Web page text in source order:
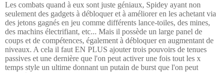
Les combats quand à eux sont juste géniaux, Spidey ayant non
seulement des gadgets à débloquer et à améliorer en les achetant via
des jetons gagnés en jeu comme différents lance-toiles, des mines,
des machins électrifiant, etc... Mais il possède un large panel de
coups et de compétences, également à débloquer en augmentant de
niveaux. A cela il faut EN PLUS ajouter trois pouvoirs de tenues
passives et une dernière que l'on peut activer une fois tout les x
temps style un ultime donnant un putain de burst que l'on peut